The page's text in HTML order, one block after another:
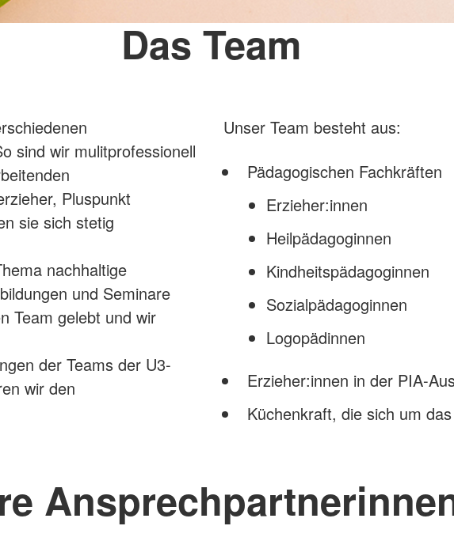
Das Team
sind wir mulitprofessionell
Pluspunkt
sie sich stetig
nachhaltige
und Seminare
Team gelebt und wir
der Teams der U3-
wir den
Unser Team besteht aus:
Pädagogischen Fachkräften
Erzieher:innen
Heilpädagoginnen
Kindheitspädagoginnen
Sozialpädagoginnen
Logopädinnen
Erzieher:innen in der PIA-
Küchenkraft, die sich um